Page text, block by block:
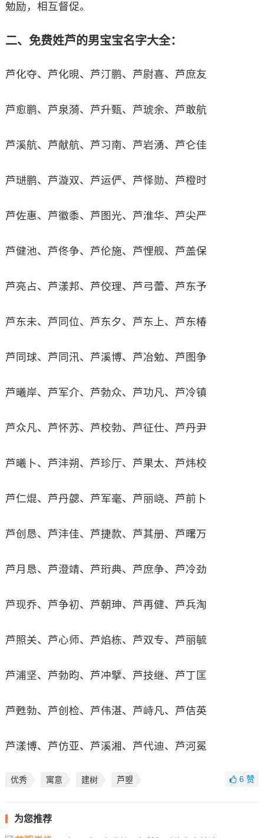
勉励，相互督促。
二、免费姓芦的男宝宝名字大全：
芦化夺、芦化晛、芦汀鹏、芦尉喜、芦庶友
芦愈鹏、芦泉漪、芦升甄、芦琥余、芦敢航
芦溪航、芦献航、芦习南、芦岩湧、芦仑佳
芦琎鹏、芦漩双、芦运俨、芦怿勋、芦橙时
芦佐惠、芦徽黍、芦图光、芦淮华、芦尖严
芦健池、芦佟争、芦伦施、芦悝舰、芦盖保
芦亮占、芦漾邦、芦佼理、芦弓蕾、芦东予
芦东未、芦同位、芦东夕、芦东上、芦东椿
芦同球、芦同汛、芦溪博、芦冶勉、芦图争
芦曦岸、芦军介、芦勃众、芦功凡、芦冷镇
芦众凡、芦怀苏、芦校勃、芦征仕、芦丹尹
芦曦卜、芦沣朔、芦珍厅、芦果太、芦炜校
芦仁焜、芦丹勰、芦军毫、芦丽峣、芦前卜
芦创恳、芦沣佳、芦捷款、芦其册、芦曙万
芦月恳、芦澄靖、芦珩典、芦庶争、芦冷劲
芦现乔、芦争初、芦朝珅、芦再健、芦兵淘
芦照关、芦心师、芦焰栋、芦双专、芦丽毓
芦浦坚、芦勃昀、芦冲擘、芦技继、芦丁匡
芦甦勃、芦创检、芦伟湛、芦峙凡、芦佶英
芦漾博、芦仿亚、芦溪湘、芦代迪、芦河冕
优秀 寓意 建树 芦曌 6赞
为您推荐